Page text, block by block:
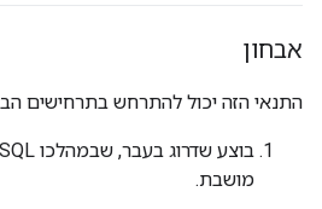
אבחון
התנאי הזה יכול להתרחש בתרחישים
מושבת.